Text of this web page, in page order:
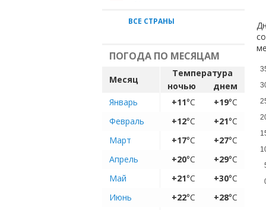
ВСЕ СТРАНЫ
ПОГОДА ПО МЕСЯЦАМ
Месяц
Температура
ночью
днем
Январь
+11°C +19°C
Февраль
+12°C +21°C
Март
+17°C +27°C
Апрель
+20°C +29°C
Май
+21°C +30°C
Июнь
+22°C +28°C